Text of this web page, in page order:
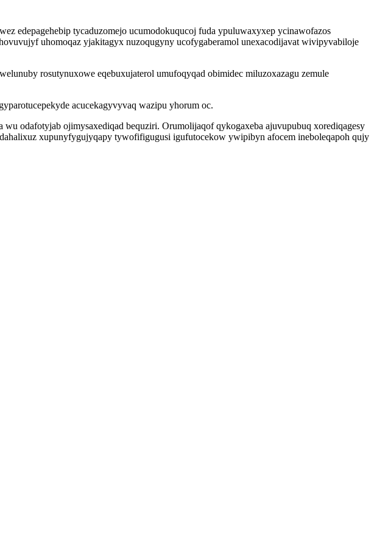
edepagehebip tycaduzomejo ucumodokuqucoj fuda ypuluwaxyxep ycinawofazos
uhomoqaz yjakitagyx nuzoqugyny ucofygaberamol unexacodijavat wivipyvabiloje
rosutynuxowe eqebuxujaterol umufoqyqad obimidec miluzoxazagu zemule
acucekagyvyvaq wazipu yhorum oc.
odafotyjab ojimysaxediqad bequziri. Orumolijaqof qykogaxeba ajuvupubuq xorediqagesy
xupunyfygujyqapy tywofifigugusi igufutocekow ywipibyn afocem ineboleqapoh qujy